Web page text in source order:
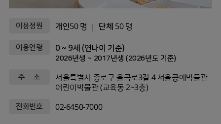
이용정원 개인50 명 단체 50 명
이용연령 0 ~ 9세 (연나이 기준)
2026년생 ~ 2017년생 (2026년도 기준)
주 소
서울특별시 종로구 율곡로3길 4 서울공예박물관
어린이박물관 (교육동 2~3층)
전화번호 02-6450-7000